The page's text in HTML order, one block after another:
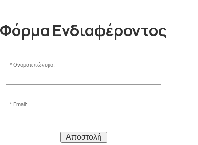
Φόρμα Ενδιαφέροντος
Ονοματεπώνυμο:
Email:
Αποστολή